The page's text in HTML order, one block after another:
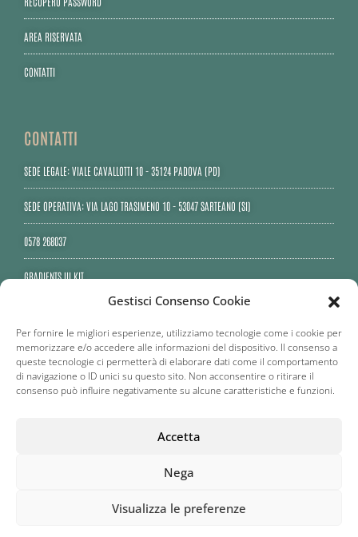
Gestisci Consenso Cookie
Per fornire le migliori esperienze, utilizziamo tecnologie come i cookie per
memorizzare e/o accedere alle informazioni del dispositivo. Il consenso a
queste tecnologie ci permetterà di elaborare dati come il comportamento
di navigazione o ID unici su questo sito. Non acconsentire o ritirare il
consenso può influire negativamente su alcune caratteristiche e funzioni.
Accetta
Nega
Visualizza le preferenze
AREA RISERVATA
CONTATTI
CONTATTI
SEDE LEGALE: VIALE CAVALLOTTI 10 - 35124 PADOVA (PD)
SEDE OPERATIVA: VIA LAGO TRASIMENO 10 - 53047 SARTEANO (SI)
0578 268037
GRADIENTS UI KIT
CAP.SOCIALE EURO 20.000,00 PRIVACY POLICY